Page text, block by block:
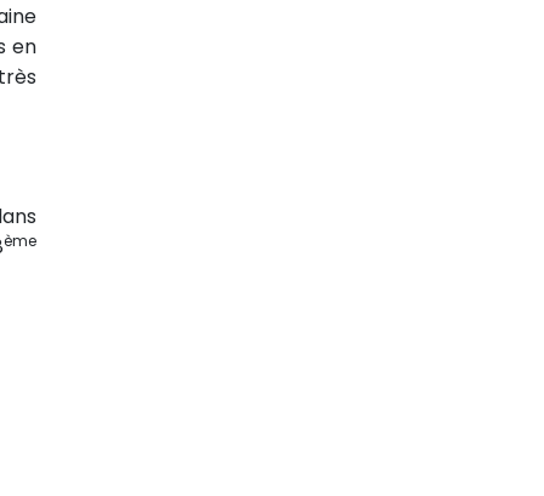
en
ème